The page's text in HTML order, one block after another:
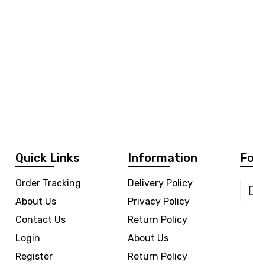
Quick Links
Order Tracking
About Us
Contact Us
Login
Register
Information
Delivery Policy
Privacy Policy
Return Policy
About Us
Return Policy